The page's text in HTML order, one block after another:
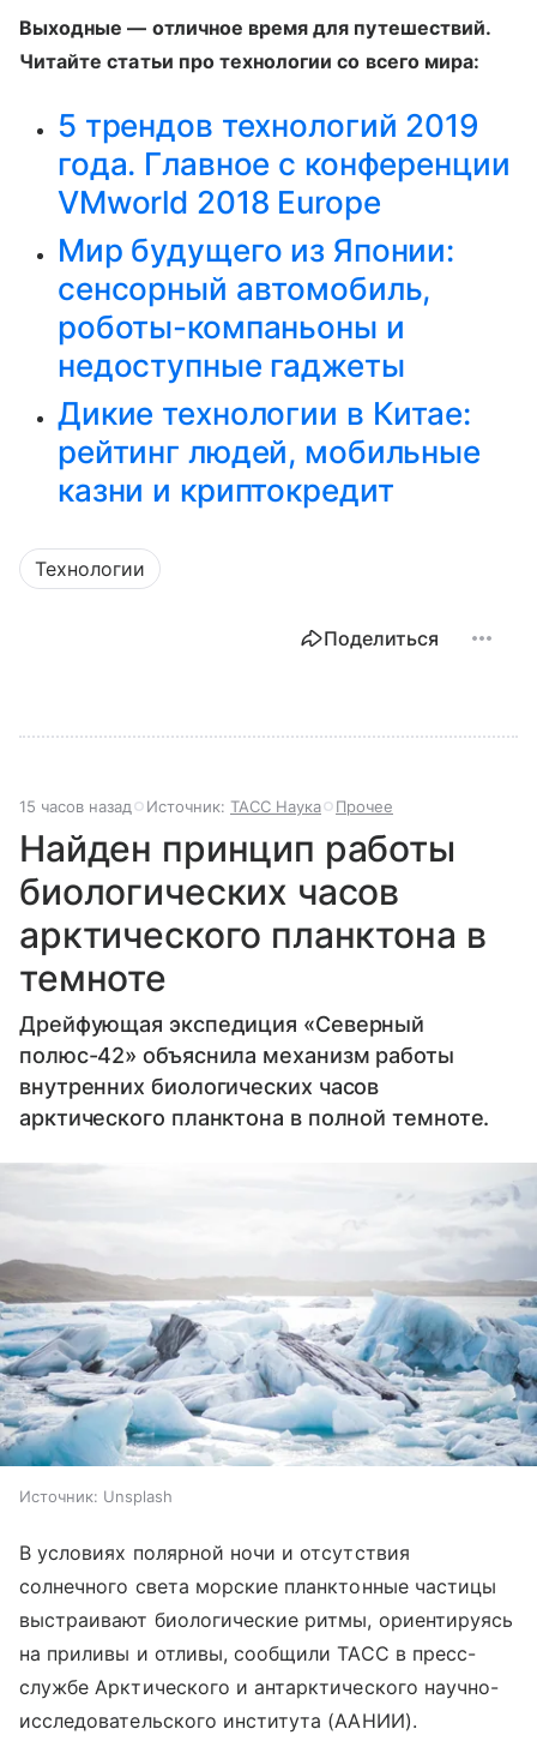
Выходные — отличное время для путешествий.
Читайте статьи про технологии со всего мира:
5 трендов технологий 2019
года. Главное с конференции
VMworld 2018 Europe
Мир будущего из Японии:
сенсорный автомобиль,
роботы-компаньоны и
недоступные гаджеты
Дикие технологии в Китае:
рейтинг людей, мобильные
казни и криптокредит
Технологии
Поделиться
15 часов назад Источник: ТАСС Наука Прочее
Найден принцип работы
биологических часов
арктического планктона в
темноте
Дрейфующая экспедиция «Северный
полюс-42» объяснила механизм работы
внутренних биологических часов
арктического планктона в полной темноте.
Источник: Unsplash
В условиях полярной ночи и отсутствия
солнечного света морские планктонные частицы
выстраивают биологические ритмы, ориентируясь
на приливы и отливы, сообщили ТАСС в пресс-
службе Арктического и антарктического научно-
исследовательского института (ААНИИ).